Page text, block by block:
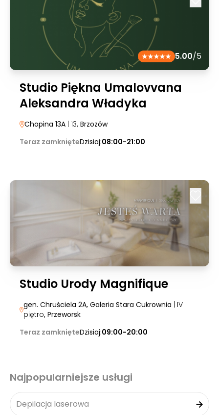
5.00/5
Studio Piękna Umalovvana
Aleksandra Władyka
Chopina 13A | 13, Brzozów
Teraz zamknięteDzisiaj:08:00-21:00
Studio Urody Magnifique
gen. Chruściela 2A, Galeria Stara Cukrownia | IV
piętro, Przeworsk
Teraz zamknięteDzisiaj:09:00-20:00
Najpopularniejsze usługi
Depilacja laserowa